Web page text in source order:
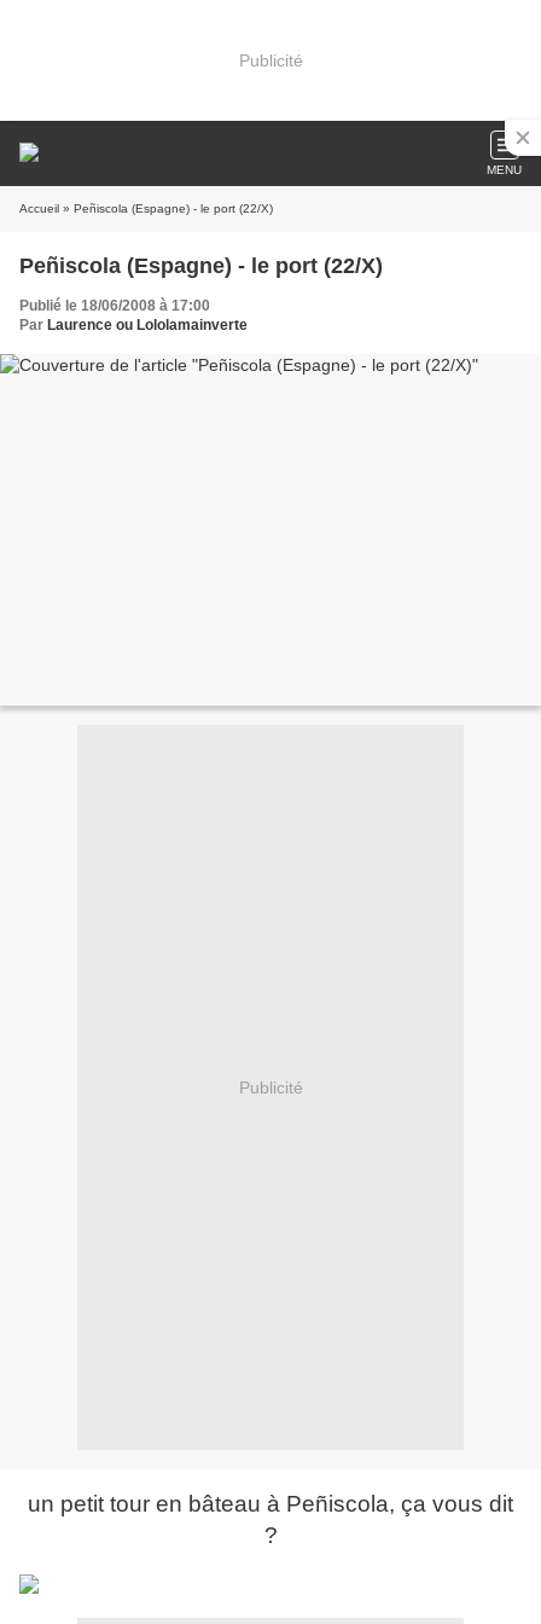
Publicité
MENU
Accueil » Peñiscola (Espagne) - le port (22/X)
Peñiscola (Espagne) - le port (22/X)
Publié le 18/06/2008 à 17:00
Par Laurence ou Lololamainverte
Publicité
un petit tour en bâteau à Peñiscola, ça vous dit
?